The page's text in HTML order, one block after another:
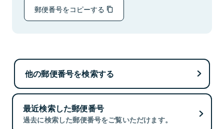
郵便番号をコピーする
他の郵便番号を検索する
最近検索した郵便番号
過去に検索した郵便番号をご覧いただけます。